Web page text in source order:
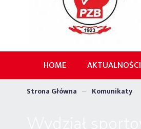
HOME AKTUALNOŚCI
Strona Główna Komunikaty